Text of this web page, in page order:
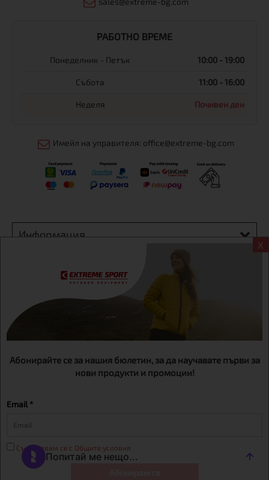
X
Абонирайте се за нашия бюлетин, за да научавате първи за
нови продукти и промоции!
Email *
Съгласявам се с Общите условия
РАБОТНО ВРЕМЕ
Понеделник - Петък 10:00 - 19:00
Събота 11:00 - 16:00
Неделя Почивен ден
Имейл на управителя: office@extreme-bg.com
Информация
гр. София, Овча купел, ул.692, №12, офис 1, магазини
гр.София,бул. Дондуков 42, тел.:+359 895461012